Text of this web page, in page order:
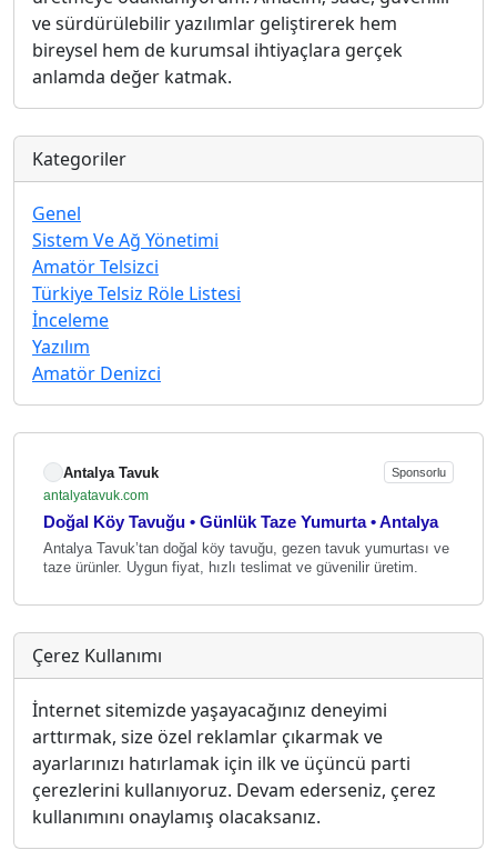
ve sürdürülebilir yazılımlar geliştirerek hem
bireysel hem de kurumsal ihtiyaçlara gerçek
anlamda değer katmak.
Kategoriler
Genel
Sistem Ve Ağ Yönetimi
Amatör Telsizci
Türkiye Telsiz Röle Listesi
İnceleme
Yazılım
Amatör Denizci
Antalya Tavuk Sponsorlu
antalyatavuk.com
Doğal Köy Tavuğu • Günlük Taze Yumurta • Antalya
Antalya Tavuk’tan doğal köy tavuğu, gezen tavuk yumurtası ve
taze ürünler. Uygun fiyat, hızlı teslimat ve güvenilir üretim.
Çerez Kullanımı
İnternet sitemizde yaşayacağınız deneyimi
arttırmak, size özel reklamlar çıkarmak ve
ayarlarınızı hatırlamak için ilk ve üçüncü parti
çerezlerini kullanıyoruz. Devam ederseniz, çerez
kullanımını onaylamış olacaksanız.